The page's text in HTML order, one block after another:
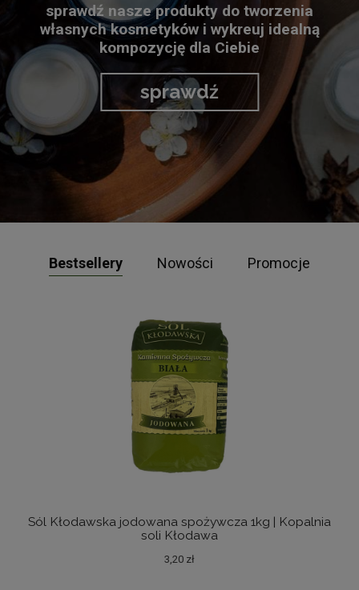
sprawdź nasze produkty do tworzenia
własnych kosmetyków i wykreuj idealną
kompozycję dla Ciebie
sprawdź
Bestsellery Nowości Promocje
Sól Kłodawska jodowana spożywcza 1kg | Kopalnia
soli Kłodawa
3,20 zł